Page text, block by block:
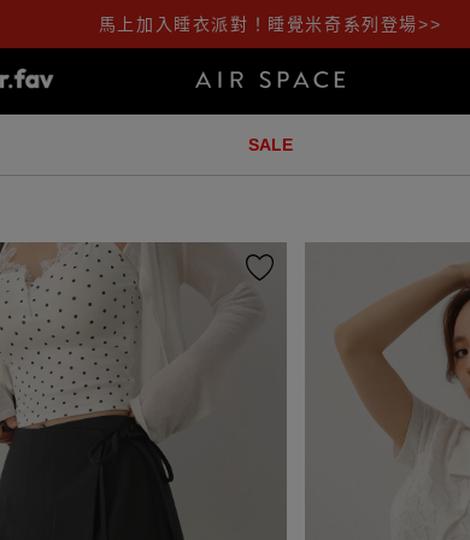
馬上加入睡衣派對！睡覺米奇系列登場>>
SALE